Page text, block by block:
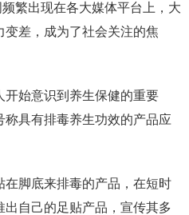
繁出现在各大媒体平台上，大
差，成为了社会关注的焦
始意识到养生保健的重要
具有排毒养生功效的产品应
在脚底来排毒的产品，在短时
自己的足贴产品，宣传其多